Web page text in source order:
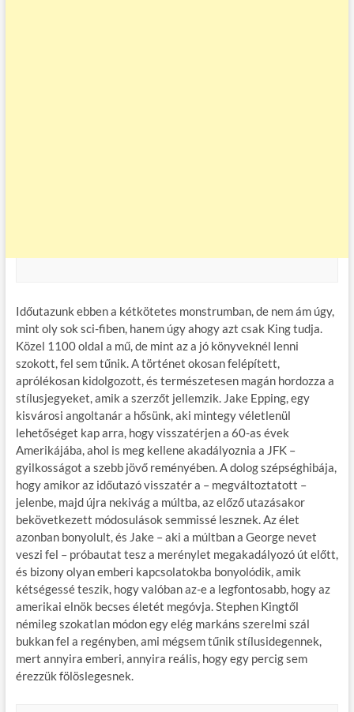
Időutazunk ebben a kétkötetes monstrumban, de nem ám úgy,
mint oly sok sci-fiben, hanem úgy ahogy azt csak King tudja.
Közel 1100 oldal a mű, de mint az a jó könyveknél lenni
szokott, fel sem tűnik. A történet okosan felépített,
aprólékosan kidolgozott, és természetesen magán hordozza a
stílusjegyeket, amik a szerzőt jellemzik. Jake Epping, egy
kisvárosi angoltanár a hősünk, aki mintegy véletlenül
lehetőséget kap arra, hogy visszatérjen a 60-as évek
Amerikájába, ahol is meg kellene akadályoznia a JFK –
gyilkosságot a szebb jövő reményében. A dolog szépséghibája,
hogy amikor az időutazó visszatér a – megváltoztatott –
jelenbe, majd újra nekivág a múltba, az előző utazásakor
bekövetkezett módosulások semmissé lesznek. Az élet
azonban bonyolult, és Jake – aki a múltban a George nevet
veszi fel – próbautat tesz a merénylet megakadályozó út előtt,
és bizony olyan emberi kapcsolatokba bonyolódik, amik
kétségessé teszik, hogy valóban az-e a legfontosabb, hogy az
amerikai elnök becses életét megóvja. Stephen Kingtől
némileg szokatlan módon egy elég markáns szerelmi szál
bukkan fel a regényben, ami mégsem tűnik stílusidegennek,
mert annyira emberi, annyira reális, hogy egy percig sem
érezzük fölöslegesnek.